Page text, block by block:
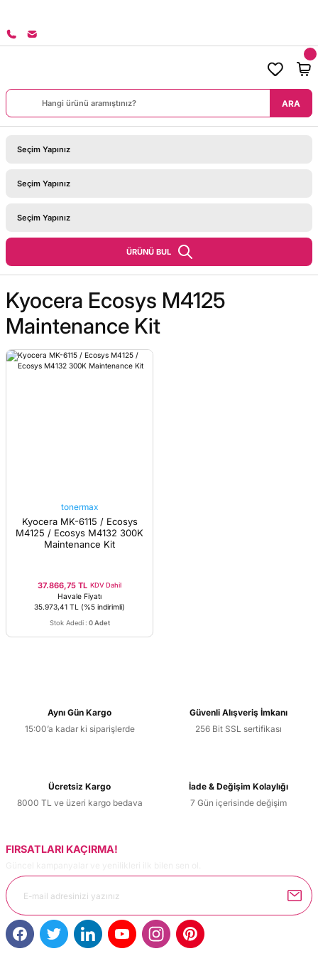
ARA
ÜRÜNÜ BUL
Kyocera Ecosys M4125
Maintenance Kit
tonermax
Kyocera MK-6115 / Ecosys
M4125 / Ecosys M4132 300K
Maintenance Kit
37.866,75 TL KDV Dahil
Havale Fiyatı
35.973,41 TL (%5 indirimli)
Stok Adedi : 0 Adet
Aynı Gün Kargo
15:00’a kadar ki siparişlerde
Güvenli Alışveriş İmkanı
256 Bit SSL sertifikası
Ücretsiz Kargo
8000 TL ve üzeri kargo bedava
İade & Değişim Kolaylığı
7 Gün içerisinde değişim
FIRSATLARI KAÇIRMA!